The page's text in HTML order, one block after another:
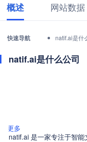
概述 网站数据
快速导航 natif.ai是什
natif.ai是什么公司
更多
natif.ai 是一家专注于智